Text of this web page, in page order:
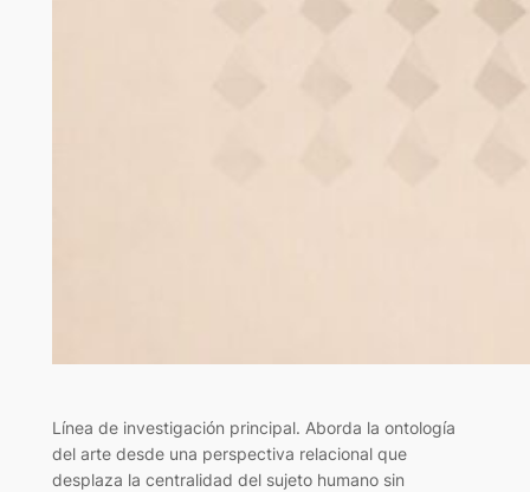
Línea de investigación principal. Aborda la ontología
del arte desde una perspectiva relacional que
desplaza la centralidad del sujeto humano sin